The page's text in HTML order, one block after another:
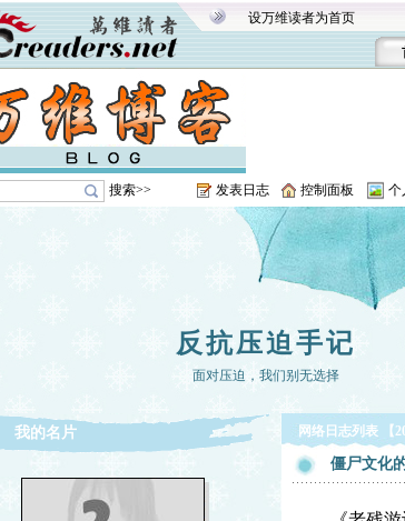
设万维读者为首页
搜索>> 发表日志 控制面板 个
反抗压迫手记
面对压迫，我们别无选择
我的名片 网络日志列表 【
僵尸文化